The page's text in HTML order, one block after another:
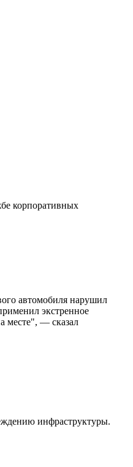
корпоративных
автомобиля нарушил
экстренное
месте", — сказал
инфраструктуры.